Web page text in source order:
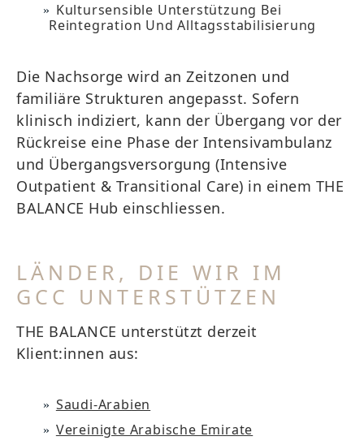
Kultursensible Unterstützung Bei
Reintegration Und Alltagsstabilisierung
Die Nachsorge wird an Zeitzonen und
familiäre Strukturen angepasst. Sofern
klinisch indiziert, kann der Übergang vor der
Rückreise eine Phase der Intensivambulanz
und Übergangsversorgung (Intensive
Outpatient & Transitional Care) in einem THE
BALANCE Hub einschliessen.
LÄNDER, DIE WIR IM
GCC UNTERSTÜTZEN
THE BALANCE unterstützt derzeit
Klient:innen aus:
Saudi-Arabien
Vereinigte Arabische Emirate